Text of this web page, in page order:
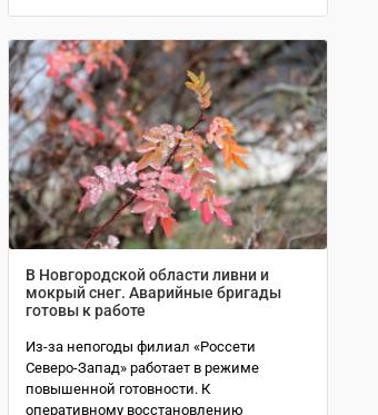
В Новгородской области ливни и
мокрый снег. Аварийные бригады
готовы к работе
Из-за непогоды филиал «Россети
Северо-Запад» работает в режиме
повышенной готовности. К
оперативному восстановлению